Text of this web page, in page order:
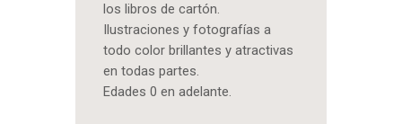
los libros de cartón.
Ilustraciones y fotografías a
todo color brillantes y atractivas
en todas partes.
Edades 0 en adelante.